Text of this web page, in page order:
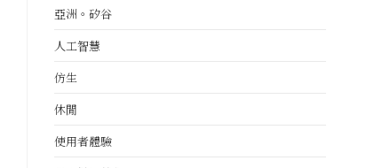
亞洲。矽谷
人工智慧
仿生
休閒
使用者體驗